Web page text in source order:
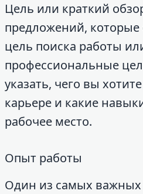
Цель или краткий
предложений,
цель поиска работы
профессиональные
указать, чего вы
карьере и какие
рабочее место.
Опыт работы
Один из самых важных